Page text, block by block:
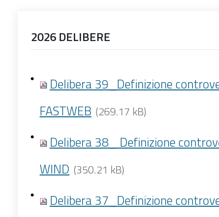
2026 DELIBERE
Delibera 39_Definizione
FASTWEB (269.17 kB)
Delibera 38_ Definizione
WIND (350.21 kB)
Delibera 37_Definizione